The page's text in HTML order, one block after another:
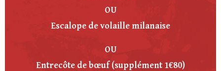
OU
Escalope de volaille milanaise
OU
Entrecôte de bœuf(supplément 1€80)